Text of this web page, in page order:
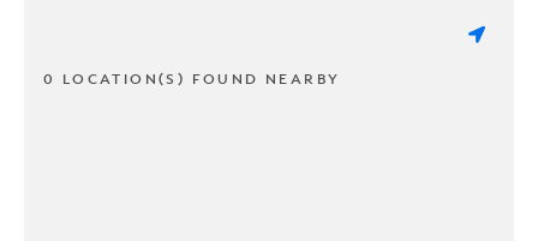
0 LOCATION(S) FOUND NEARBY